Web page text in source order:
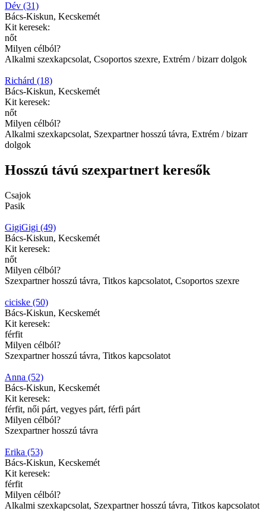
Dév (31)
Bács-Kiskun, Kecskemét
Kit keresek:
nőt
Milyen célból?
Alkalmi szexkapcsolat, Csoportos szexre, Extrém / bizarr dolgok
Richárd (18)
Bács-Kiskun, Kecskemét
Kit keresek:
nőt
Milyen célból?
Alkalmi szexkapcsolat, Szexpartner hosszú távra, Extrém / bizarr
dolgok
Hosszú távú szexpartnert keresők
Csajok
Pasik
GigiGigi (49)
Bács-Kiskun, Kecskemét
Kit keresek:
nőt
Milyen célból?
Szexpartner hosszú távra, Titkos kapcsolatot, Csoportos szexre
ciciske (50)
Bács-Kiskun, Kecskemét
Kit keresek:
férfit
Milyen célból?
Szexpartner hosszú távra, Titkos kapcsolatot
Anna (52)
Bács-Kiskun, Kecskemét
Kit keresek:
férfit, női párt, vegyes párt, férfi párt
Milyen célból?
Szexpartner hosszú távra
Erika (53)
Bács-Kiskun, Kecskemét
Kit keresek:
férfit
Milyen célból?
Alkalmi szexkapcsolat, Szexpartner hosszú távra, Titkos kapcsolatot